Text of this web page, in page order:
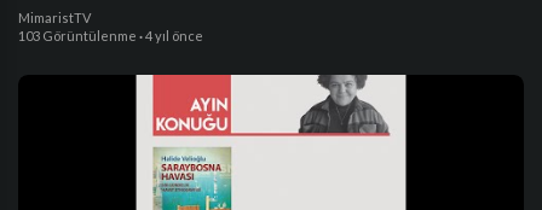
MimaristTV
103 Görüntülenme ·4 yıl önce